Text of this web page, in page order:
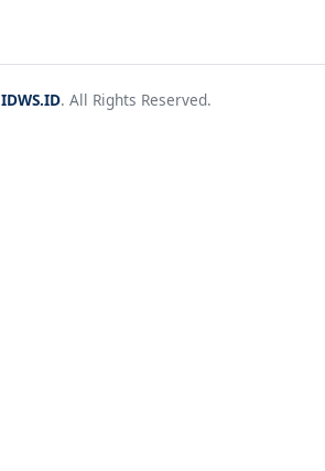
IDWS.ID. All Rights Reserved.